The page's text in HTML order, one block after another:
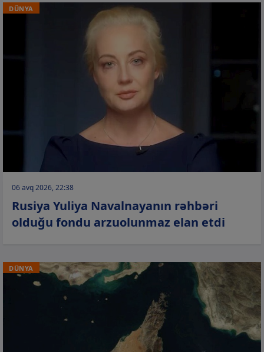
DÜNYA
06 avq 2026, 22:38
Rusiya Yuliya Navalnayanın rəhbəri
olduğu fondu arzuolunmaz elan etdi
DÜNYA